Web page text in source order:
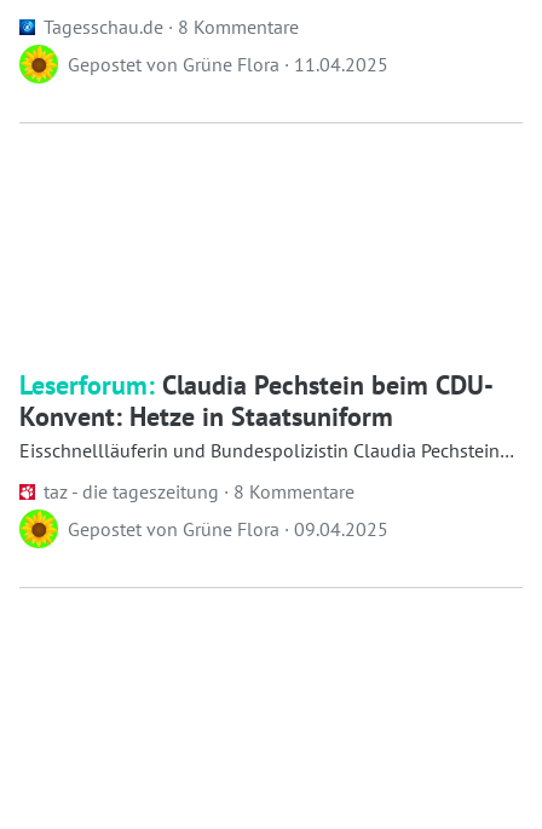
Tagesschau.de · 8 Kommentare
Gepostet von Grüne Flora · 11.04.2025
Leserforum: Claudia Pechstein beim CDU-
Konvent: Hetze in Staatsuniform
Eisschnellläuferin und Bundespolizistin Claudia Pechstein
taz - die tageszeitung · 8 Kommentare
Gepostet von Grüne Flora · 09.04.2025